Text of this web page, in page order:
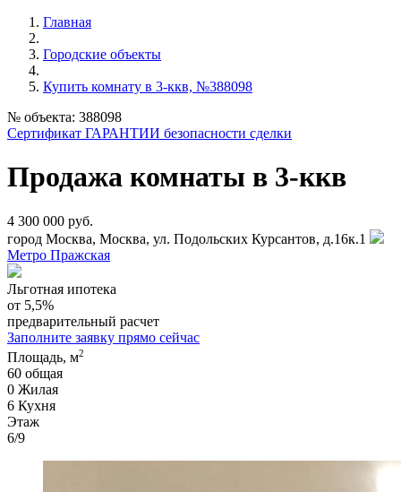
Главная
Городские объекты
Купить комнату в 3-ккв, №388098
№ объекта: 388098
Сертификат ГАРАНТИИ безопасности сделки
Продажа комнаты в 3-ккв
4 300 000 руб.
город Москва, Москва, ул. Подольских Курсантов, д.16к.1
Метро Пражская
Льготная ипотека
от 5,5%
предварительный расчет
Заполните заявку прямо сейчас
Площадь, м2
60 общая
0 Жилая
6 Кухня
Этаж
6/9